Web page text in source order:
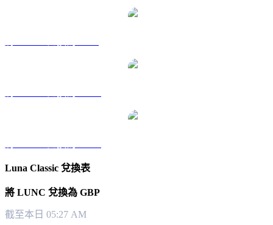
Luna Classic 兌換表
將 LUNC 兌換為 GBP
截至本日 05:27 AM